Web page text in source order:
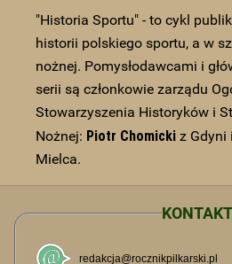
"Historia Sportu" - to cykl
historii polskiego sportu, a w
nożnej. Pomysłodawcami i
serii są członkowie zarządu
Stowarzyszenia Historyków i
Nożnej: Piotr Chomicki z Gdyni i
Mielca.